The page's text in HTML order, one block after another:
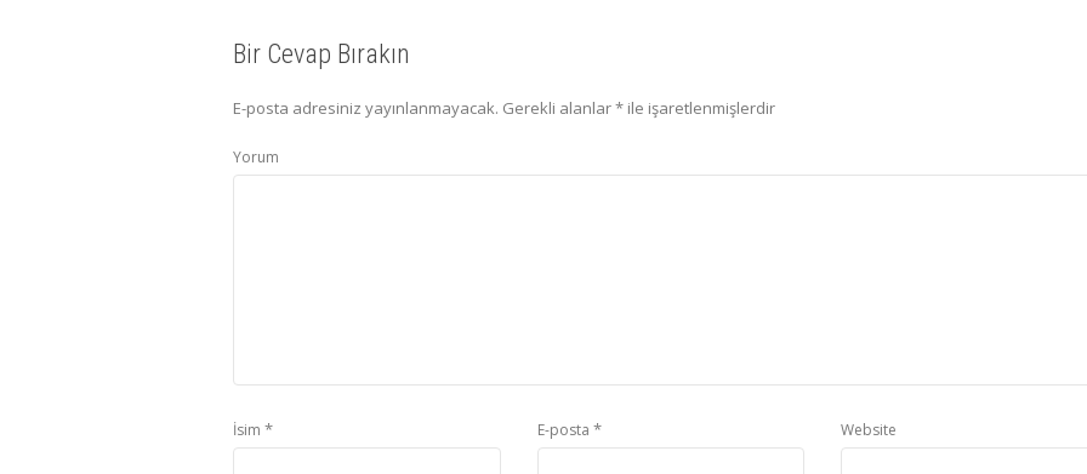
Bir Cevap Bırakın
E-posta adresiniz yayınlanmayacak. Gerekli alanlar* ile işaretlenmişlerdir
Yorum
İsim * E-posta * Website